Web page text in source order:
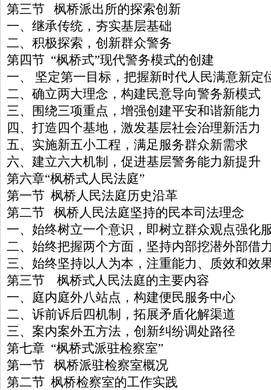
第三节 枫桥派出所的探索创新
一、继承传统，夯实基层基础
二、积极探索，创新群众警务
第四节 “枫桥式”现代警务模式的创建
一、 坚定第一目标，把握新时代人民满意新定
二、确立两大理念，构建民意导向警务新模式
三、围绕三项重点，增强创建平安和谐新能力
四、打造四个基地，激发基层社会治理新活力
五、实施新五小工程，满足服务群众新需求
六、建立六大机制，促进基层警务能力新提升
第六章“枫桥式人民法庭”
第一节 枫桥人民法庭历史沿革
第二节 枫桥人民法庭坚持的民本司法理念
一、始终树立一个意识，即树立群众观点强化
二、始终把握两个方面，坚持内部挖潜外部借
三、始终坚持以人为本，注重能力、质效和效
第三节 枫桥式人民法庭的主要内容
一、庭内庭外八站点，构建便民服务中心
二、诉前诉后四机制，拓展矛盾化解渠道
三、案内案外五方法，创新纠纷调处路径
第七章 “枫桥式派驻检察室”
第一节 枫桥派驻检察室概况
第二节 枫桥检察室的工作实践